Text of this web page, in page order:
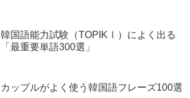
韓国語能力試験（TOPIKⅠ）によく出る
「最重要単語300選」
カップルがよく使う韓国語フレーズ100選